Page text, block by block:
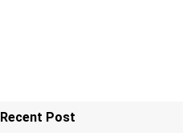
Recent Post